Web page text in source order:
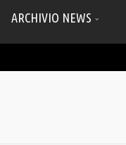
ARCHIVIO NEWS